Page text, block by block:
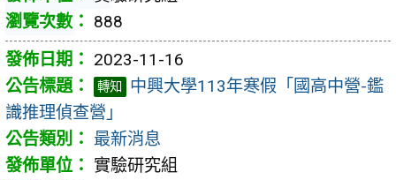
888
2023-11-16
轉知
中興大學113年寒假「國高中營-鑑
識推理偵查營」
最新消息
實驗研究組